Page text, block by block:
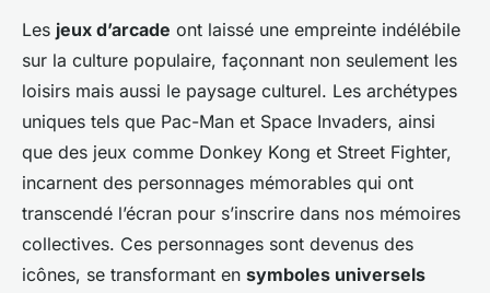
Les jeux d’arcade ont laissé une empreinte indélébile
sur la culture populaire, façonnant non seulement les
loisirs mais aussi le paysage culturel. Les archétypes
uniques tels que Pac-Man et Space Invaders, ainsi
que des jeux comme Donkey Kong et Street Fighter,
incarnent des personnages mémorables qui ont
transcendé l’écran pour s’inscrire dans nos mémoires
collectives. Ces personnages sont devenus des
icônes, se transformant en symboles universels